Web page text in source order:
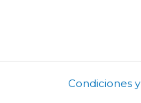
Condiciones